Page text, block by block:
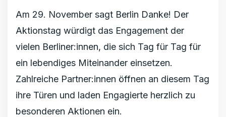
Am 29. November sagt Berlin Danke! Der
Aktionstag würdigt das Engagement der
vielen Berliner:innen, die sich Tag für Tag für
ein lebendiges Miteinander einsetzen.
Zahlreiche Partner:innen öffnen an diesem Tag
ihre Türen und laden Engagierte herzlich zu
besonderen Aktionen ein.